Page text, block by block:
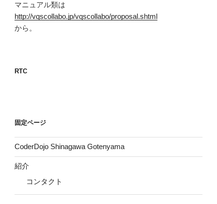
マニュアル類は
http://vqscollabo.jp/vqscollabo/proposal.shtml
から。
RTC
固定ページ
CoderDojo Shinagawa Gotenyama
紹介
コンタクト